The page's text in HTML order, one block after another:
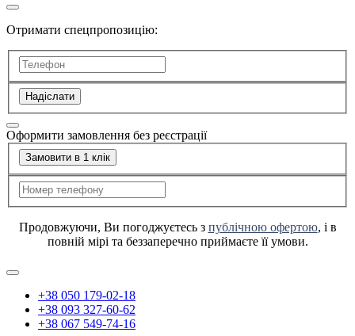
Отримати спецпропозицію:
Надіслати
Оформити замовлення без реєстрації
Замовити в 1 клік
Продовжуючи, Ви погоджуєтесь з публічною офертою, і в
повній мірі та беззаперечно приймаєте її умови.
+38 050 179-02-18
+38 093 327-60-62
+38 067 549-74-16